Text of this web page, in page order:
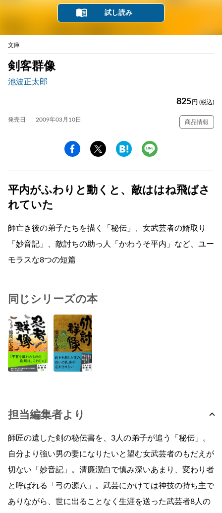
試し読み
文庫
剣客群像
池波正太郎
825 円 (税込)
発売日 2009年03月10日 商品情報
平内がふわりと動くと、敵ははね飛ばさ
れていた
師亡き後の弟子たちを描く「秘伝」、女武芸者の婿取り
「妙音記」、敵討ちの助っ人「かわうそ平内」など、ユー
モラスな8つの短篇
同じシリーズの本
担当編集者より
師匠の遺した剣の秘伝書を、3人の弟子が追う「秘伝」。
自分より強い男の妻になりたいと望む女武芸者のもだえが
切ない「妙音記」。清廉潔白で慎み深いあまり、変わり者
と呼ばれる「弓の源八」。武芸にかけては神技の持ち主で
ありながら、世に出ることなく生涯を送った武芸者8人の